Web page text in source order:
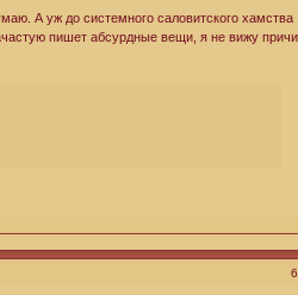
А уж до системного саловитского хамства
пишет абсурдные вещи, я не вижу